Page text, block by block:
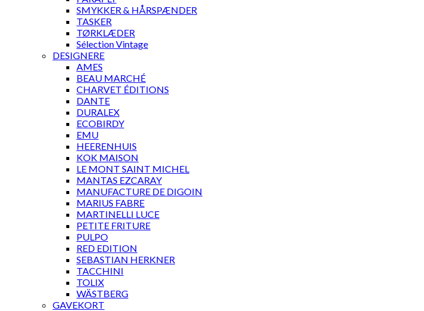
SMYKKER & HÅRSPÆNDER
TASKER
TØRKLÆDER
Sélection Vintage
DESIGNERE
AMES
BEAU MARCHÉ
CHARVET ÉDITIONS
DANTE
DURALEX
ECOBIRDY
EMU
HEERENHUIS
KOK MAISON
LE MONT SAINT MICHEL
MANTAS EZCARAY
MANUFACTURE DE DIGOIN
MARIUS FABRE
MARTINELLI LUCE
PETITE FRITURE
PULPO
RED EDITION
SEBASTIAN HERKNER
TACCHINI
TOLIX
WÄSTBERG
GAVEKORT